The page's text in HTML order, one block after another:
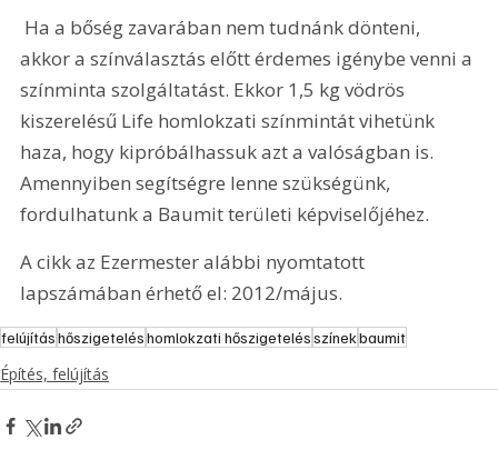
akkor a színválasztás előtt érdemes igénybe venni a
színminta szolgáltatást. Ekkor 1,5 kg vödrös
kiszerelésű Life homlokzati színmintát vihetünk
haza, hogy kipróbálhassuk azt a valóságban is.
Amennyiben segítségre lenne szükségünk,
fordulhatunk a Baumit területi képviselőjéhez.
A cikk az Ezermester alábbi nyomtatott
lapszámában érhető el: 2012/május.
felújításhőszigeteléshomlokzati hőszigetelésszínekbaumit
Építés, felújítás